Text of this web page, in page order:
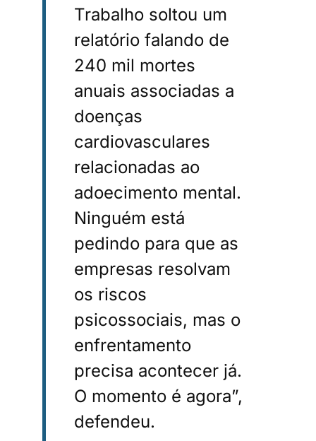
Trabalho soltou um
relatório falando de
240 mil mortes
anuais associadas a
doenças
cardiovasculares
relacionadas ao
adoecimento mental.
Ninguém está
pedindo para que as
empresas resolvam
os riscos
psicossociais, mas o
enfrentamento
precisa acontecer já.
O momento é agora”,
defendeu.